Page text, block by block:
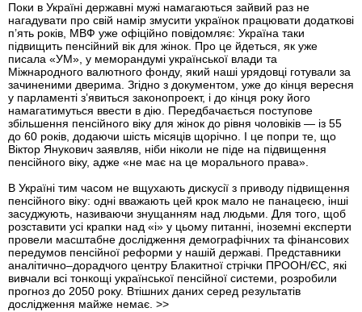
Поки в Україні державні мужі намагаються зайвий раз не
нагадувати про свій намір змусити українок працювати додаткові
п’ять років, МВФ уже офіційно повідомляє: Україна таки
підвищить пенсійний вік для жінок. Про це йдеться, як уже
писала «УМ», у меморандумі української влади та
Міжнародного валютного фонду, який наші урядовці готували за
зачиненими дверима. Згідно з документом, уже до кінця вересня
у парламенті з’явиться законопроект, і до кінця року його
намагатимуться ввести в дію. Передбачається поступове
збільшення пенсійного віку для жінок до рівня чоловіків — із 55
до 60 років, додаючи шiсть місяців щорічно. І це попри те, що
Віктор Янукович заявляв, нiби ніколи не піде на підвищення
пенсійного віку, адже «не має на це морального права».
В Україні тим часом не вщухають дискусії з приводу підвищення
пенсійного віку: одні вважають цей крок мало не панацеєю, інші
засуджують, називаючи знущанням над людьми. Для того, щоб
розставити усі крапки над «і» у цьому питанні, іноземні експерти
провели масштабне дослідження демографічних та фінансових
передумов пенсійної реформи у нашій державі. Представники
аналітично–дорадчого центру Блакитної стрічки ПРООН/ЄС, які
вивчали всі тонкощі української пенсійної системи, розробили
прогноз до 2050 року. Втішних даних серед результатів
дослідження майже немає. >>